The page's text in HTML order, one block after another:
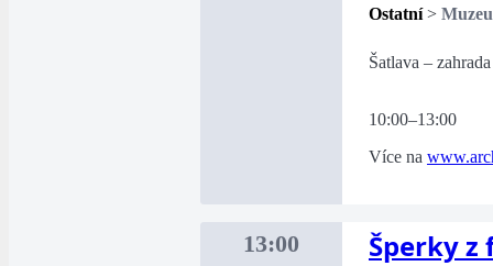
Ostatní >
Šatlava – zahrada
10:00–13:00
Více na
13:00 Šperky